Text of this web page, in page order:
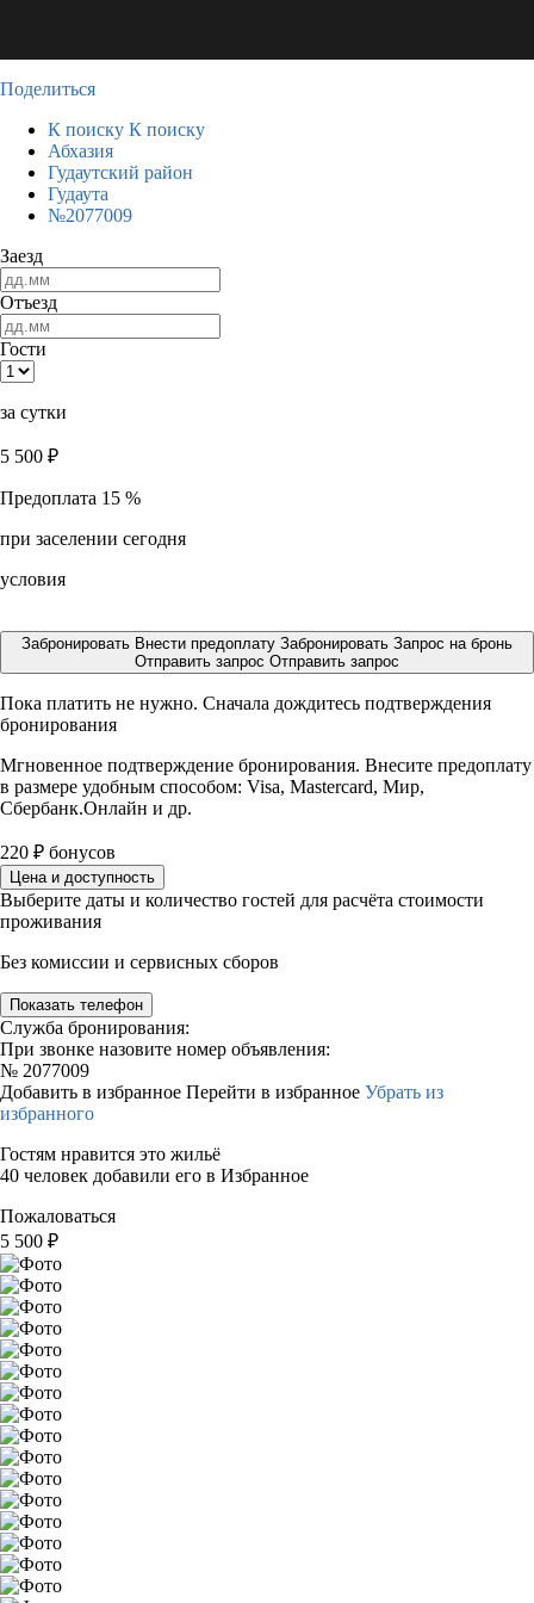
Поделиться
К поиску К поиску
Абхазия
Гудаутский район
Гудаута
№2077009
Заезд
Отъезд
Гости
за сутки
5 500 ₽
Предоплата 15 %
при заселении сегодня
условия
Забронировать Внести предоплату Забронировать Запрос на бронь
Отправить запрос Отправить запрос
Пока платить не нужно. Сначала дождитесь подтверждения
бронирования
Мгновенное подтверждение бронирования. Внесите предоплату
в размере удобным способом: Visa, Mastercard, Мир,
Сбербанк.Онлайн и др.
220 ₽ бонусов
Цена и доступность
Выберите даты и количество гостей для расчёта стоимости
проживания
Без комиссии и сервисных сборов
Показать телефон
Служба бронирования:
При звонке назовите номер объявления:
№ 2077009
Добавить в избранное Перейти в избранное Убрать из
избранного
Гостям нравится это жильё
40 человек добавили его в Избранное
Пожаловаться
5 500 ₽